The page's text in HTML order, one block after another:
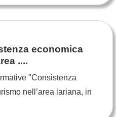
economica
....
"Consistenza
nell’area lariana, in